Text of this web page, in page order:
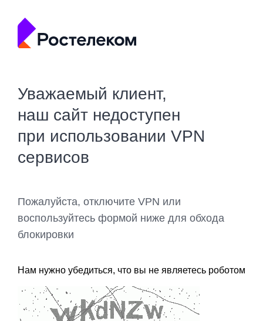
Уважаемый клиент,
наш сайт недоступен
при использовании VPN
сервисов
Пожалуйста, отключите VPN или
воспользуйтесь формой ниже для обхода
блокировки
Нам нужно убедиться, что вы не являетесь роботом